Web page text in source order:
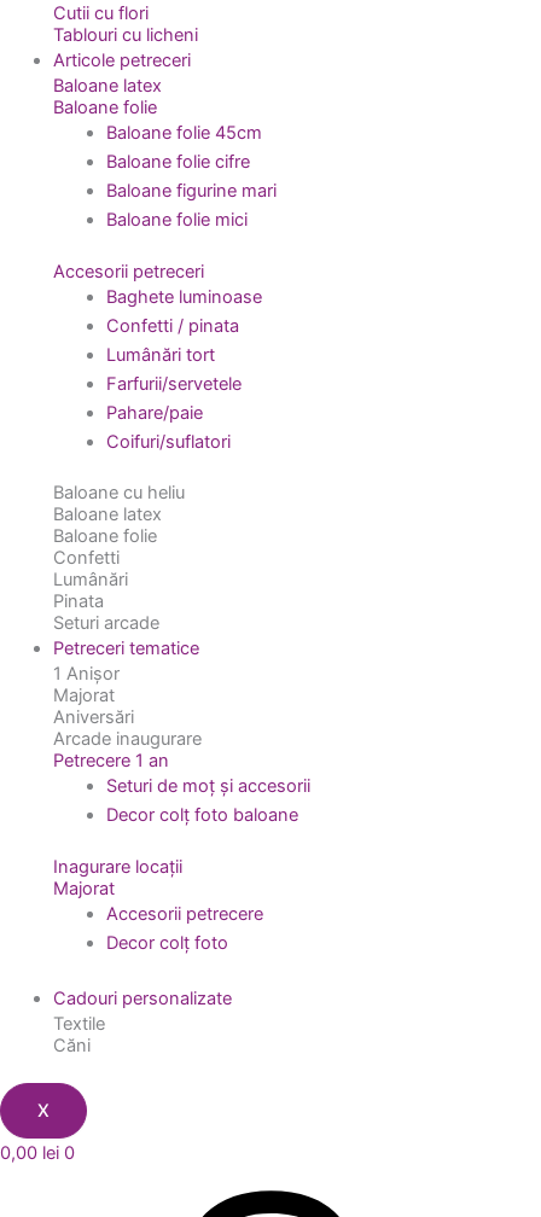
Cutii cu flori
Tablouri cu licheni
Articole petreceri
Baloane latex
Baloane folie
Baloane folie 45cm
Baloane folie cifre
Baloane figurine mari
Baloane folie mici
Accesorii petreceri
Baghete luminoase
Confetti / pinata
Lumânări tort
Farfurii/servetele
Pahare/paie
Coifuri/suflatori
Baloane cu heliu
Baloane latex
Baloane folie
Confetti
Lumânări
Pinata
Seturi arcade
Petreceri tematice
1 Anișor
Majorat
Aniversări
Arcade inaugurare
Petrecere 1 an
Seturi de moț și accesorii
Decor colț foto baloane
Inagurare locații
Majorat
Accesorii petrecere
Decor colț foto
Cadouri personalizate
Textile
Căni
X
0,00 lei 0